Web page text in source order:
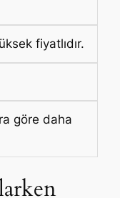
fiyatlıdır.
göre daha